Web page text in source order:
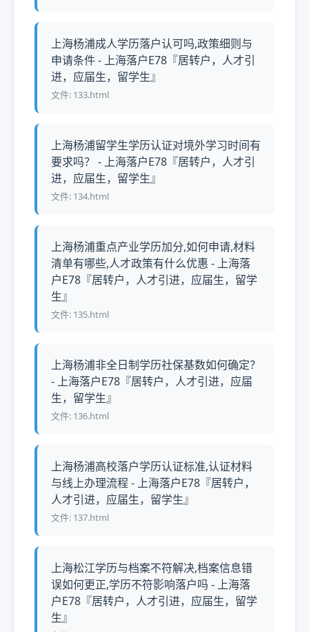
上海杨浦成人学历落户认可吗,政策细则与
申请条件 - 上海落户E78『居转户，人才引
进，应届生，留学生』
文件: 133.html
上海杨浦留学生学历认证对境外学习时间有
要求吗？ - 上海落户E78『居转户，人才引
进，应届生，留学生』
文件: 134.html
上海杨浦重点产业学历加分,如何申请,材料
清单有哪些,人才政策有什么优惠 - 上海落
户E78『居转户，人才引进，应届生，留学
生』
文件: 135.html
上海杨浦非全日制学历社保基数如何确定？
- 上海落户E78『居转户，人才引进，应届
生，留学生』
文件: 136.html
上海杨浦高校落户学历认证标准,认证材料
与线上办理流程 - 上海落户E78『居转户，
人才引进，应届生，留学生』
文件: 137.html
上海松江学历与档案不符解决,档案信息错
误如何更正,学历不符影响落户吗 - 上海落
户E78『居转户，人才引进，应届生，留学
生』